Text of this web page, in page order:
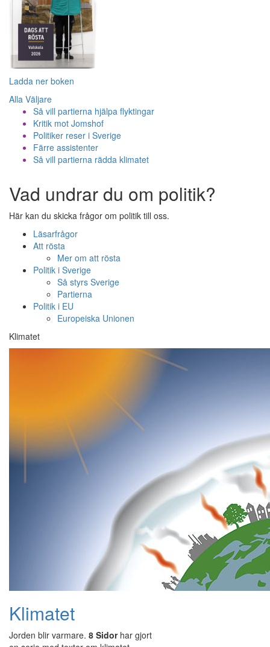
Ladda ner boken
Alla Väljare
Så vill partierna hjälpa flyktingar
Kritik mot Jomshof
Politiker reser i Sverige
Färre assistenter
Så vill partierna rädda klimatet
Vad undrar du om politik?
Här kan du skicka frågor om politik till oss.
Läsarfrågor
Att rösta
Mer om att rösta
Politik i Sverige
Så styrs Sverige
Partierna
Politik i EU
Europeiska Unionen
Klimatet
Klimatet
Jorden blir varmare. 8 Sidorhar gjort